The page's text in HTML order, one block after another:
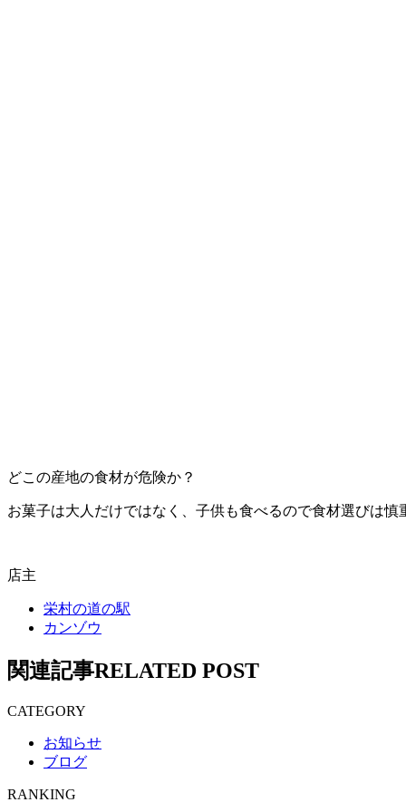
どこの産地の食材が危険か？
お菓子は大人だけではなく、子供も食べるので食材選びは慎
店主
栄村の道の駅
カンゾウ
関連記事RELATED POST
CATEGORY
お知らせ
ブログ
RANKING